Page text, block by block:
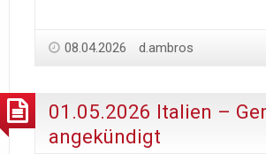
08.04.2026 d.ambros
01.05.2026 Italien –
angekündigt